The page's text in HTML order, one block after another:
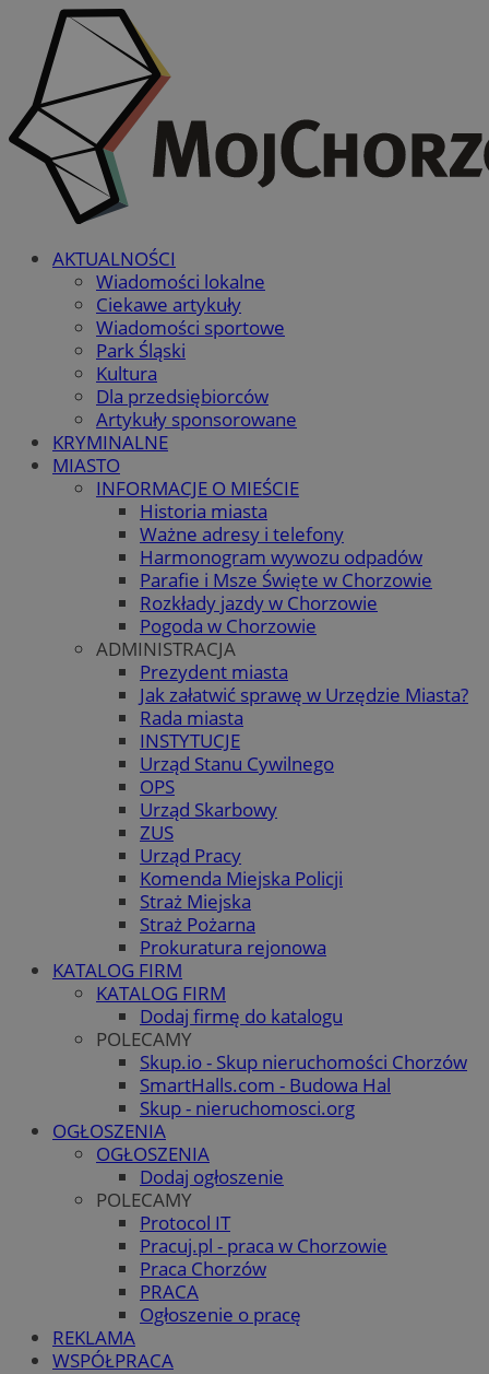
AKTUALNOŚCI
Wiadomości lokalne
Ciekawe artykuły
Wiadomości sportowe
Park Śląski
Kultura
Dla przedsiębiorców
Artykuły sponsorowane
KRYMINALNE
MIASTO
INFORMACJE O MIEŚCIE
Historia miasta
Ważne adresy i telefony
Harmonogram wywozu odpadów
Parafie i Msze Święte w Chorzowie
Rozkłady jazdy w Chorzowie
Pogoda w Chorzowie
ADMINISTRACJA
Prezydent miasta
Jak załatwić sprawę w Urzędzie Miasta?
Rada miasta
INSTYTUCJE
Urząd Stanu Cywilnego
OPS
Urząd Skarbowy
ZUS
Urząd Pracy
Komenda Miejska Policji
Straż Miejska
Straż Pożarna
Prokuratura rejonowa
KATALOG FIRM
KATALOG FIRM
Dodaj firmę do katalogu
POLECAMY
Skup.io - Skup nieruchomości Chorzów
SmartHalls.com - Budowa Hal
Skup - nieruchomosci.org
OGŁOSZENIA
OGŁOSZENIA
Dodaj ogłoszenie
POLECAMY
Protocol IT
Pracuj.pl - praca w Chorzowie
Praca Chorzów
PRACA
Ogłoszenie o pracę
REKLAMA
WSPÓŁPRACA